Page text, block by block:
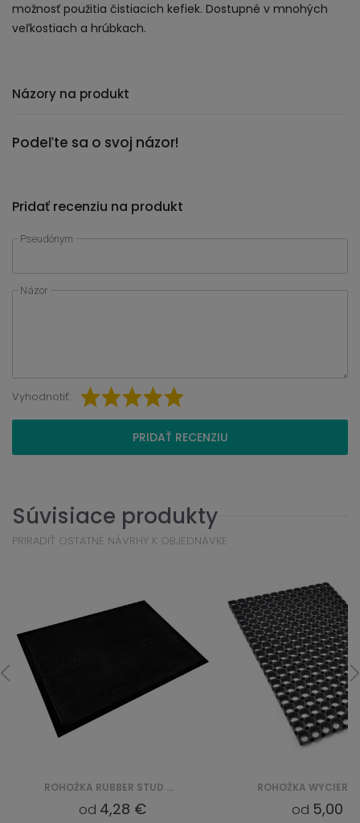
možnosť použitia čistiacich kefiek. Dostupné v mnohých
veľkostiach a hrúbkach.
Názory na produkt
Podeľte sa o svoj názor!
Pridať recenziu na produkt
Pseudónym
Názor
Vyhodnotiť:
PRIDAŤ RECENZIU
Súvisiace produkty
PRIRADIŤ OSTATNÉ NÁVRHY K OBJEDNÁVKE
ROHOŽKA RUBBER STUD MAT TAPER EDGE (VI 2201)
od 4,28 € od 5,00 €